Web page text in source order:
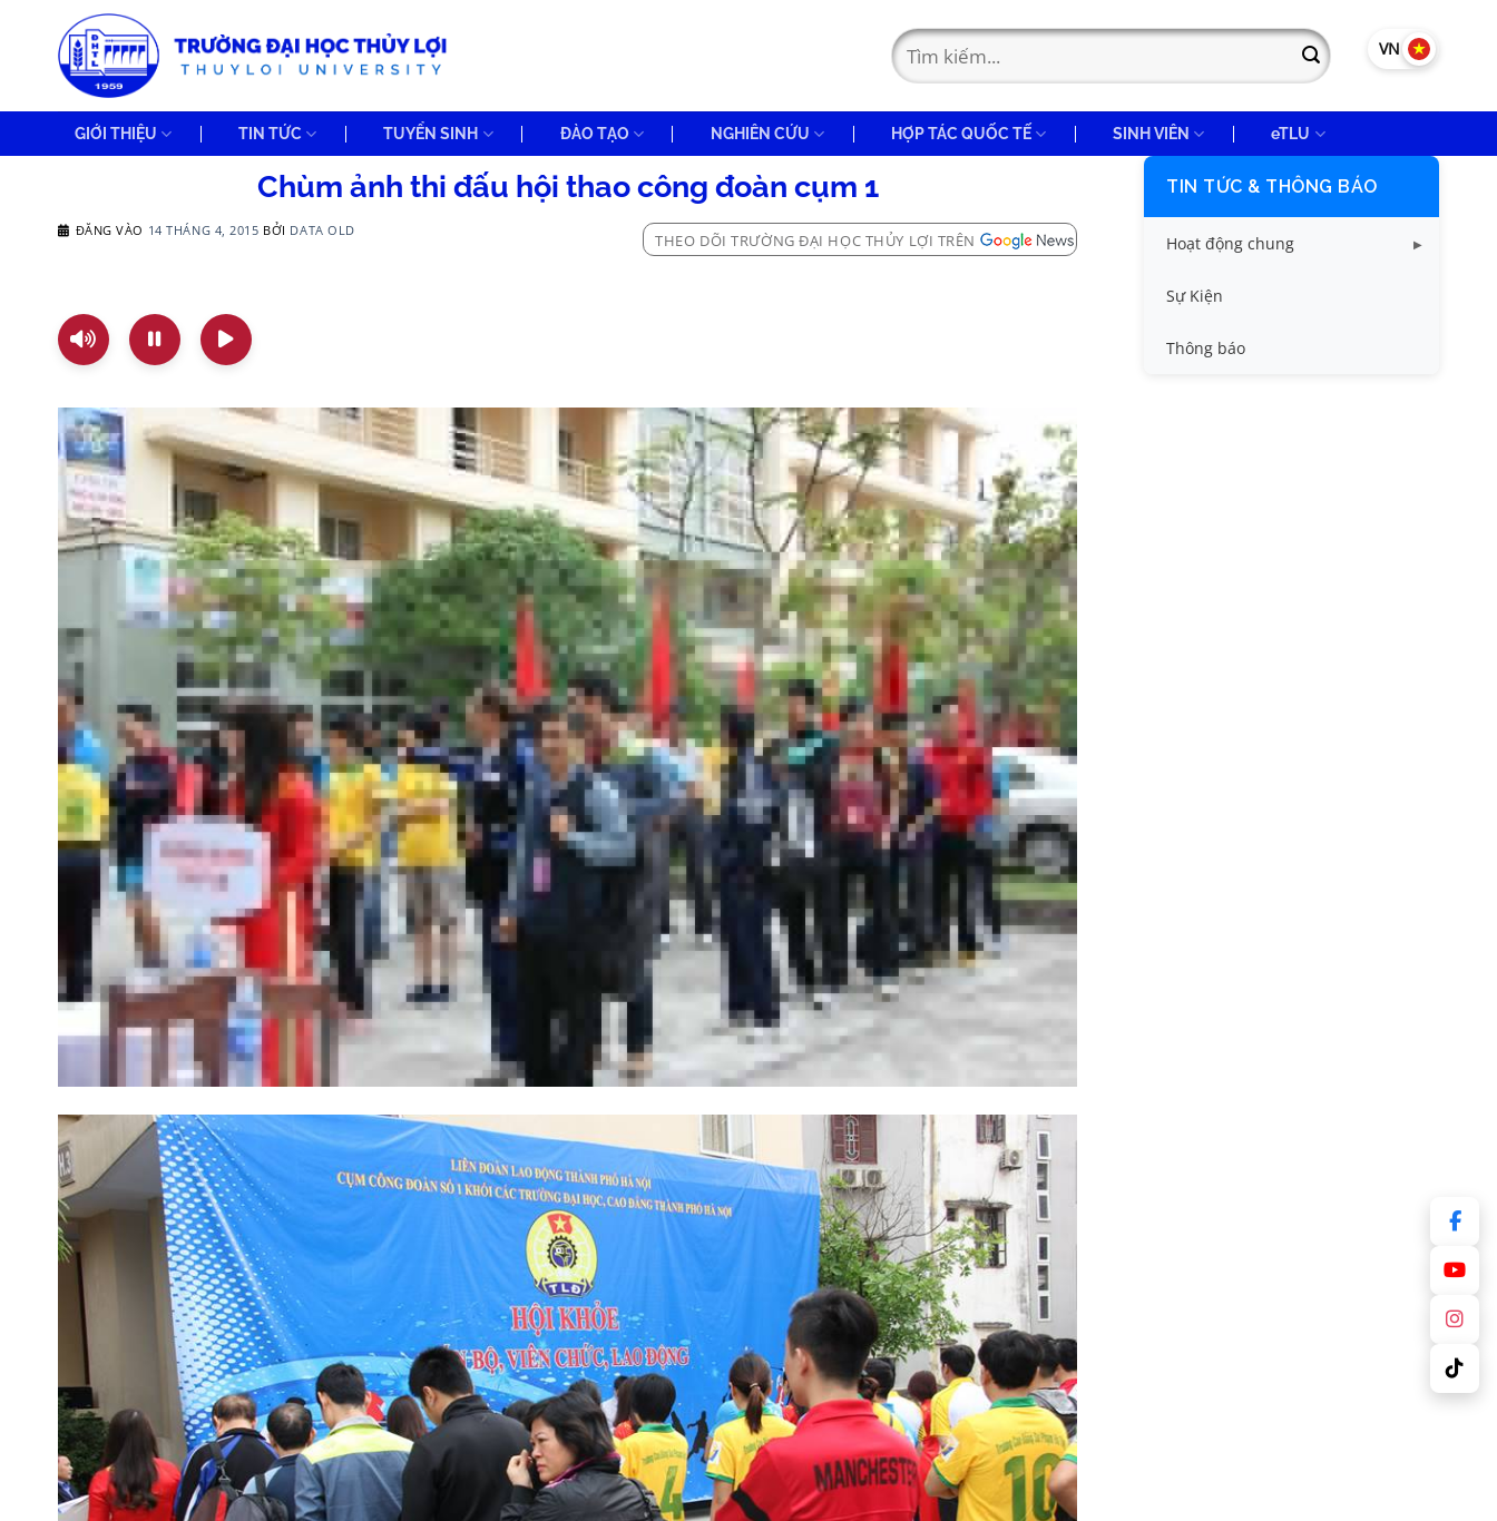
VN EN
GIỚI THIỆU TIN TỨC TUYỂN SINH ĐÀO TẠO NGHIÊN CỨU HỢP TÁC QUỐC TẾ SINH VIÊN eTLU
Chùm ảnh thi đấu hội thao công đoàn cụm 1
ĐĂNG VÀO 14 THÁNG 4, 2015 BỞI DATA OLD
THEO DÕI TRƯỜNG ĐẠI HỌC THỦY LỢI TRÊN
TIN TỨC & THÔNG BÁO
Hoạt động chung
Tin công tác sinh viên
Tin đào tạo
Sự Kiện
Thông báo